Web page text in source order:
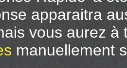
apparaitra
vous aurez
manuellement